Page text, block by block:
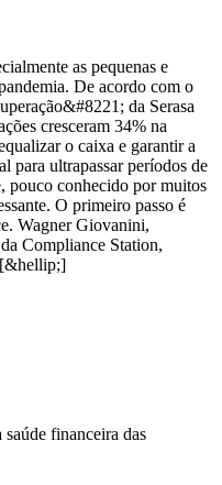
as pequenas e
De acordo com o
da Serasa
cresceram 34% na
o caixa e garantir a
para ultrapassar períodos de
pouco conhecido por muitos
O primeiro passo é
Wagner Giovanini,
Compliance Station,
[&hellip;]